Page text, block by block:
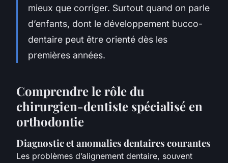
mieux que corriger. Surtout quand on parle
d’enfants, dont le développement bucco-
dentaire peut être orienté dès les
premières années.
Comprendre le rôle du
chirurgien-dentiste spécialisé en
orthodontie
Diagnostic et anomalies dentaires courantes
Les problèmes d’alignement dentaire, souvent